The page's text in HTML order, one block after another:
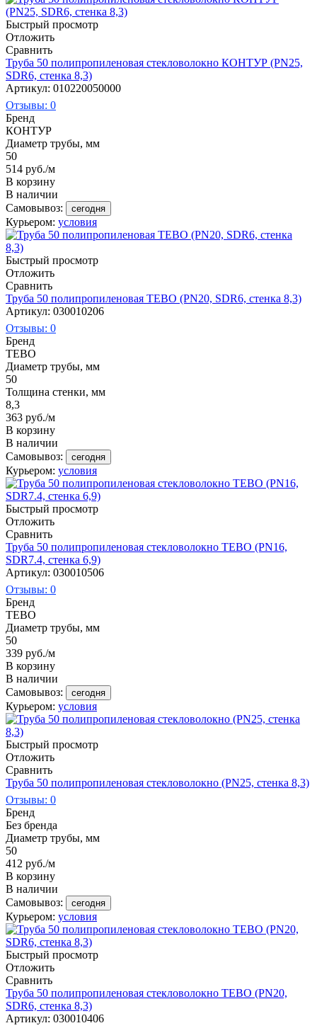
Быстрый просмотр
Отложить
Сравнить
Труба 50 полипропиленовая стекловолокно КОНТУР (PN25,
SDR6, стенка 8,3)
Артикул: 010220050000
Отзывы: 0
Бренд
КОНТУР
Диаметр трубы, мм
50
514 руб./м
В корзину
В наличии
Самовывоз:
сегодня
Курьером: условия
Быстрый просмотр
Отложить
Сравнить
Труба 50 полипропиленовая TEBO (PN20, SDR6, стенка 8,3)
Артикул: 030010206
Отзывы: 0
Бренд
TEBO
Диаметр трубы, мм
50
Толщина стенки, мм
8,3
363 руб./м
В корзину
В наличии
Самовывоз:
сегодня
Курьером: условия
Быстрый просмотр
Отложить
Сравнить
Труба 50 полипропиленовая стекловолокно TEBO (PN16,
SDR7.4, стенка 6,9)
Артикул: 030010506
Отзывы: 0
Бренд
TEBO
Диаметр трубы, мм
50
339 руб./м
В корзину
В наличии
Самовывоз:
сегодня
Курьером: условия
Быстрый просмотр
Отложить
Сравнить
Труба 50 полипропиленовая стекловолокно (PN25, стенка 8,3)
Отзывы: 0
Бренд
Без бренда
Диаметр трубы, мм
50
412 руб./м
В корзину
В наличии
Самовывоз:
сегодня
Курьером: условия
Быстрый просмотр
Отложить
Сравнить
Труба 50 полипропиленовая стекловолокно TEBO (PN20,
SDR6, стенка 8,3)
Артикул: 030010406